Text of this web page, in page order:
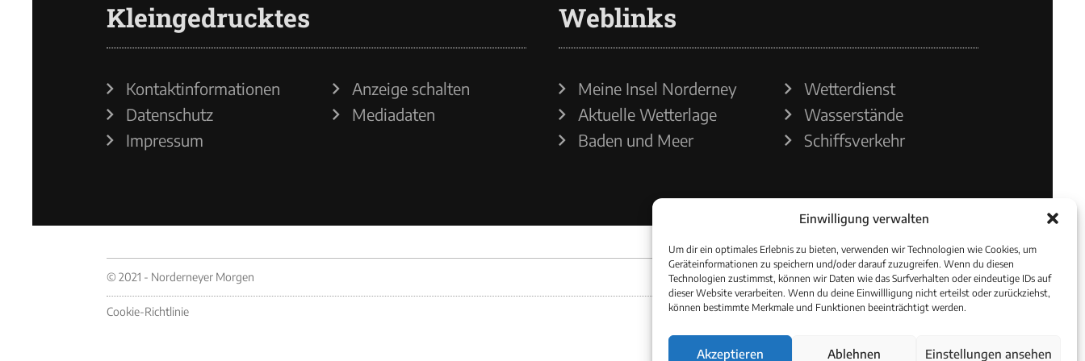
Einwilligung verwalten
Um dir ein optimales Erlebnis zu bieten, verwenden wir Technologien wie Cookies, um
Geräteinformationen zu speichern und/oder darauf zuzugreifen. Wenn du diesen
Technologien zustimmst, können wir Daten wie das Surfverhalten oder eindeutige IDs auf
dieser Website verarbeiten. Wenn du deine Einwillligung nicht erteilst oder zurückziehst,
können bestimmte Merkmale und Funktionen beeinträchtigt werden.
Akzeptieren Ablehnen Einstellungen ansehen
Kleingedrucktes
Kontaktinformationen
Datenschutz
Impressum
Anzeige schalten
Mediadaten
Weblinks
Meine Insel Norderney
Aktuelle Wetterlage
Baden und Meer
Wetterdienst
Wasserstände
Schiffsverkehr
© 2021 - Norderneyer Morgen
Cookie-Richtlinie